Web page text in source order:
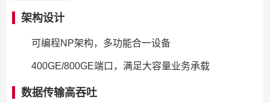
架构设计
可编程NP架构，多功能合一设备
400GE/800GE端口，满足大容量业务承载
数据传输高吞吐